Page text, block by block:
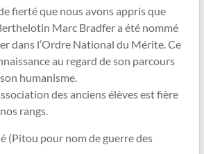
fierté que nous avons appris que
Marc Bradfer a été nommé
dans l’Ordre National du Mérite. Ce
au regard de son parcours
humanisme.
des anciens élèves est fière
rangs.
(Pitou pour nom de guerre des